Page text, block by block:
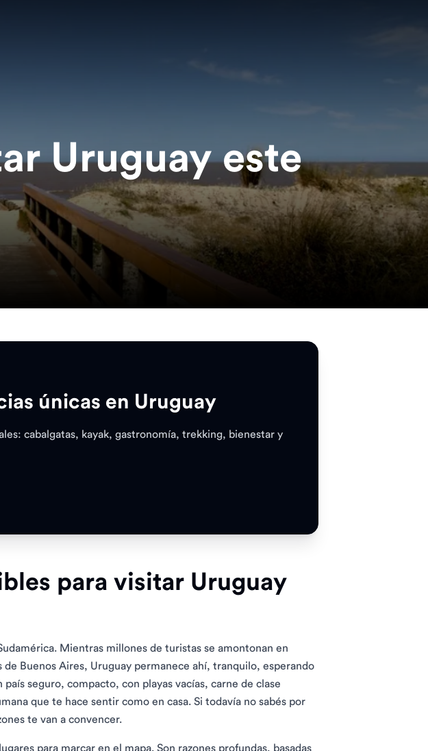
Uruguay este
únicas en Uruguay
cabalgatas, kayak, gastronomía, trekking, bienestar y
para visitar Uruguay
Mientras millones de turistas se amontonan en
de Buenos Aires, Uruguay permanece ahí, tranquilo, esperando
seguro, compacto, con playas vacías, carne de clase
que te hace sentir como en casa. Si todavía no sabés por
te van a convencer.
para marcar en el mapa. Son razones profundas, basadas